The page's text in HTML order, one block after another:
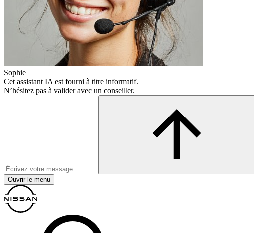
Sophie
Cet assistant IA est fourni à titre informatif.
N’hésitez pas à valider avec un conseiller.
Ouvrir le menu